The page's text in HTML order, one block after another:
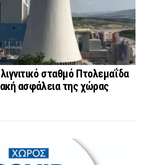
σταθμό Πτολεμαΐδα
ασφάλεια της χώρας